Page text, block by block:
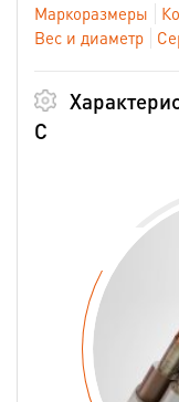
Маркоразмеры
Вес и диаметр
С